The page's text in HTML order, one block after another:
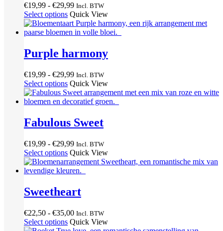
€19,99 - €29,99Prijsklasse:
€19,99
tot
€29,99
Incl. BTW
Select options Quick View
Purple harmony
€19,99 - €29,99Prijsklasse:
€19,99
tot
€29,99
Incl. BTW
Select options Quick View
Fabulous Sweet
€19,99 - €29,99Prijsklasse:
€19,99
tot
€29,99
Incl. BTW
Select options Quick View
Sweetheart
€22,50 - €35,00Prijsklasse:
€22,50
Incl. BTW
Select options Quick View